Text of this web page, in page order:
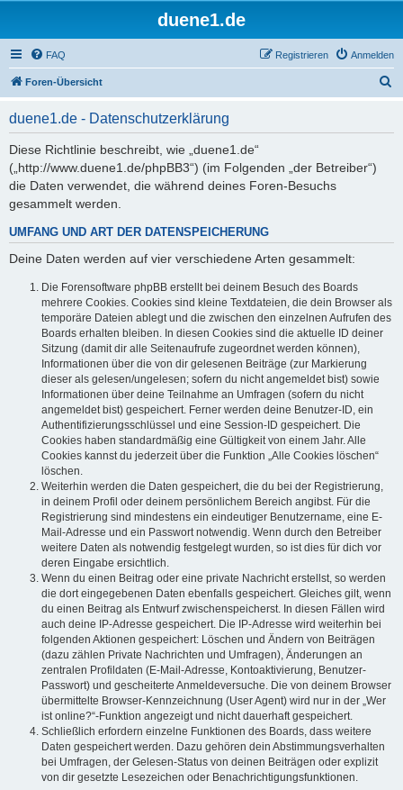
duene1.de
FAQ Anmelden
Registrieren
Foren-Übersicht
duene1.de - Datenschutzerklärung
Diese Richtlinie beschreibt, wie „duene1.de“
(„http://www.duene1.de/phpBB3“) (im Folgenden „der Betreiber“)
die Daten verwendet, die während deines Foren-Besuchs
gesammelt werden.
UMFANG UND ART DER DATENSPEICHERUNG
Deine Daten werden auf vier verschiedene Arten gesammelt:
Die Forensoftware phpBB erstellt bei deinem Besuch des Boards
mehrere Cookies. Cookies sind kleine Textdateien, die dein Browser als
temporäre Dateien ablegt und die zwischen den einzelnen Aufrufen des
Boards erhalten bleiben. In diesen Cookies sind die aktuelle ID deiner
Sitzung (damit dir alle Seitenaufrufe zugeordnet werden können),
Informationen über die von dir gelesenen Beiträge (zur Markierung
dieser als gelesen/ungelesen; sofern du nicht angemeldet bist) sowie
Informationen über deine Teilnahme an Umfragen (sofern du nicht
angemeldet bist) gespeichert. Ferner werden deine Benutzer-ID, ein
Authentifizierungsschlüssel und eine Session-ID gespeichert. Die
Cookies haben standardmäßig eine Gültigkeit von einem Jahr. Alle
Cookies kannst du jederzeit über die Funktion „Alle Cookies löschen“
löschen.
Weiterhin werden die Daten gespeichert, die du bei der Registrierung,
in deinem Profil oder deinem persönlichem Bereich angibst. Für die
Registrierung sind mindestens ein eindeutiger Benutzername, eine E-
Mail-Adresse und ein Passwort notwendig. Wenn durch den Betreiber
weitere Daten als notwendig festgelegt wurden, so ist dies für dich vor
deren Eingabe ersichtlich.
Wenn du einen Beitrag oder eine private Nachricht erstellst, so werden
die dort eingegebenen Daten ebenfalls gespeichert. Gleiches gilt, wenn
du einen Beitrag als Entwurf zwischenspeicherst. In diesen Fällen wird
auch deine IP-Adresse gespeichert. Die IP-Adresse wird weiterhin bei
folgenden Aktionen gespeichert: Löschen und Ändern von Beiträgen
(dazu zählen Private Nachrichten und Umfragen), Änderungen an
zentralen Profildaten (E-Mail-Adresse, Kontoaktivierung, Benutzer-
Passwort) und gescheiterte Anmeldeversuche. Die von deinem Browser
übermittelte Browser-Kennzeichnung (User Agent) wird nur in der „Wer
ist online?“-Funktion angezeigt und nicht dauerhaft gespeichert.
Schließlich erfordern einzelne Funktionen des Boards, dass weitere
Daten gespeichert werden. Dazu gehören dein Abstimmungsverhalten
bei Umfragen, der Gelesen-Status von deinen Beiträgen oder explizit
von dir gesetzte Lesezeichen oder Benachrichtigungsfunktionen.